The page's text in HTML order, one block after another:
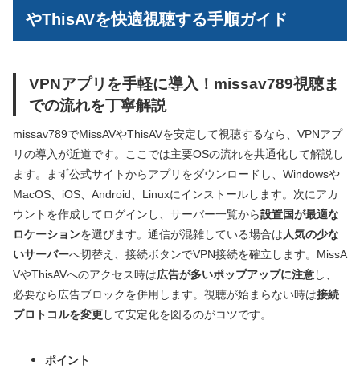
やThisAVを快適視聴する手順ガイド
VPNアプリを手軽に導入！missav789視聴ま
での流れを丁寧解説
missav789でMissAVやThisAVを安定して視聴するなら、VPNアプ
リの導入が近道です。ここでは主要OSの流れを共通化して解説し
ます。まず公式サイトからアプリをダウンロードし、Windowsや
MacOS、iOS、Android、Linuxにインストールします。次にアカ
ウントを作成してログインし、サーバー一覧から設置国が最適な
ロケーションを選びます。通信が混雑している場合は人気の少な
いサーバーへ切替え、接続ボタンでVPN接続を確立します。MissA
VやThisAVへのアクセス時は広告が多いポップアップに注意し、
必要なら広告ブロックを併用します。視聴が始まらない時は接続
プロトコルを変更して安定化を図るのがコツです。
ポイント